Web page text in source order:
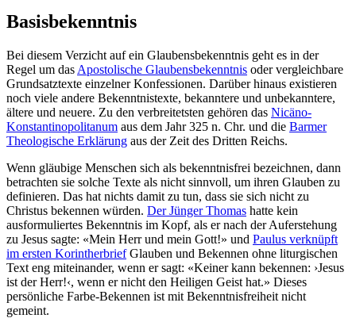
Basisbekenntnis
Bei diesem Verzicht auf ein Glaubensbekenntnis geht es in der
Regel um das Apostolische Glaubensbekenntnis oder vergleichbare
Grundsatztexte einzelner Konfessionen. Darüber hinaus existieren
noch viele andere Bekenntnistexte, bekanntere und unbekanntere,
ältere und neuere. Zu den verbreitetsten gehören das Nicäno-
Konstantinopolitanum aus dem Jahr 325 n. Chr. und die Barmer
Theologische Erklärung aus der Zeit des Dritten Reichs.
Wenn gläubige Menschen sich als bekenntnisfrei bezeichnen, dann
betrachten sie solche Texte als nicht sinnvoll, um ihren Glauben zu
definieren. Das hat nichts damit zu tun, dass sie sich nicht zu
Christus bekennen würden. Der Jünger Thomas hatte kein
ausformuliertes Bekenntnis im Kopf, als er nach der Auferstehung
zu Jesus sagte: «Mein Herr und mein Gott!» und Paulus verknüpft
im ersten KorintherbriefGlauben und Bekennen ohne liturgischen
Text eng miteinander, wenn er sagt: «Keiner kann bekennen: ›Jesus
ist der Herr!‹, wenn er nicht den Heiligen Geist hat.» Dieses
persönliche Farbe-Bekennen ist mit Bekenntnisfreiheit nicht
gemeint.